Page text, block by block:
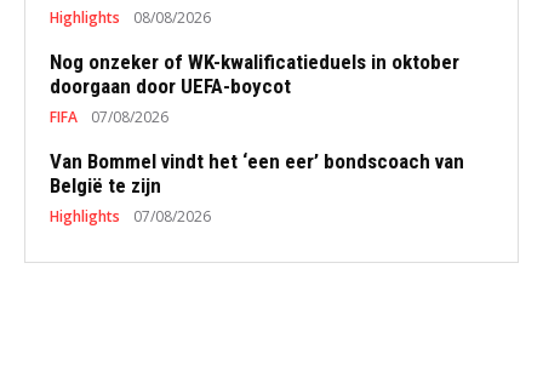
Highlights 08/08/2026
Nog onzeker of WK-kwalificatieduels in oktober
doorgaan door UEFA-boycot
FIFA 07/08/2026
Van Bommel vindt het ‘een eer’ bondscoach van
België te zijn
Highlights 07/08/2026